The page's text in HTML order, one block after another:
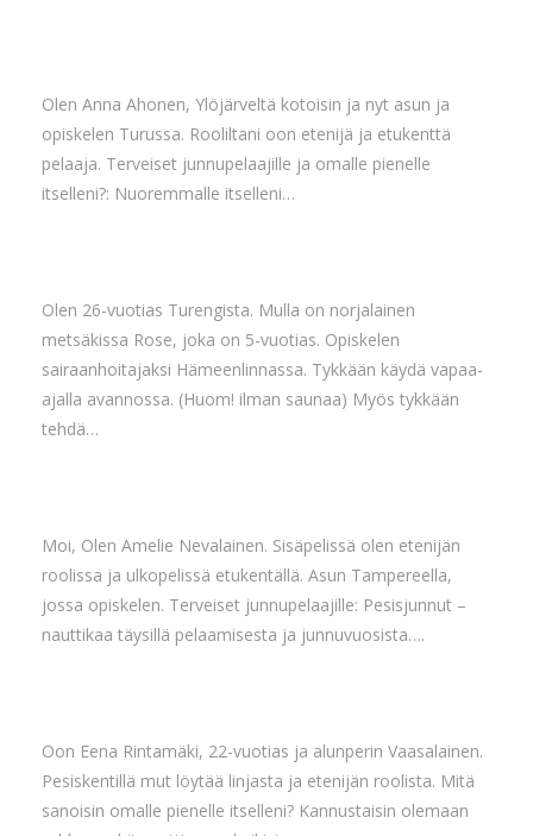
Olen Anna Ahonen, Ylöjärveltä kotoisin ja nyt asun ja
opiskelen Turussa. Rooliltani oon etenijä ja etukenttä
pelaaja. Terveiset junnupelaajille ja omalle pienelle
itselleni?: Nuoremmalle itselleni…
Olen 26-vuotias Turengista. Mulla on norjalainen
metsäkissa Rose, joka on 5-vuotias. Opiskelen
sairaanhoitajaksi Hämeenlinnassa. Tykkään käydä vapaa-
ajalla avannossa. (Huom! ilman saunaa) Myös tykkään
tehdä…
Moi, Olen Amelie Nevalainen. Sisäpelissä olen etenijän
roolissa ja ulkopelissä etukentällä. Asun Tampereella,
jossa opiskelen. Terveiset junnupelaajille: Pesisjunnut –
nauttikaa täysillä pelaamisesta ja junnuvuosista….
Oon Eena Rintamäki, 22-vuotias ja alunperin Vaasalainen.
Pesiskentillä mut löytää linjasta ja etenijän roolista. Mitä
sanoisin omalle pienelle itselleni? Kannustaisin olemaan